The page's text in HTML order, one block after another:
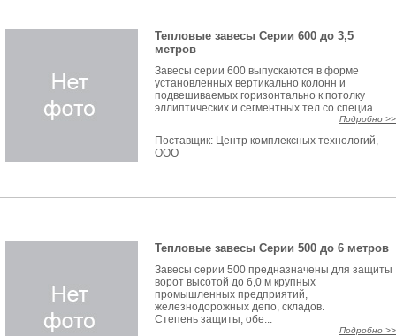
Тепловые завесы Серии 600 до 3,5
метров
Завесы серии 600 выпускаются в форме
установленных вертикально колонн и
подвешиваемых горизонтально к потолку
эллиптических и сегментных тел со специа...
Подробно >>
Поставщик: Центр комплексных технологий,
ООО
Тепловые завесы Серии 500 до 6 метров
Завесы серии 500 предназначены для защиты
ворот высотой до 6,0 м крупных
промышленных предприятий,
железнодорожных депо, складов.
Степень защиты, обе...
Подробно >>